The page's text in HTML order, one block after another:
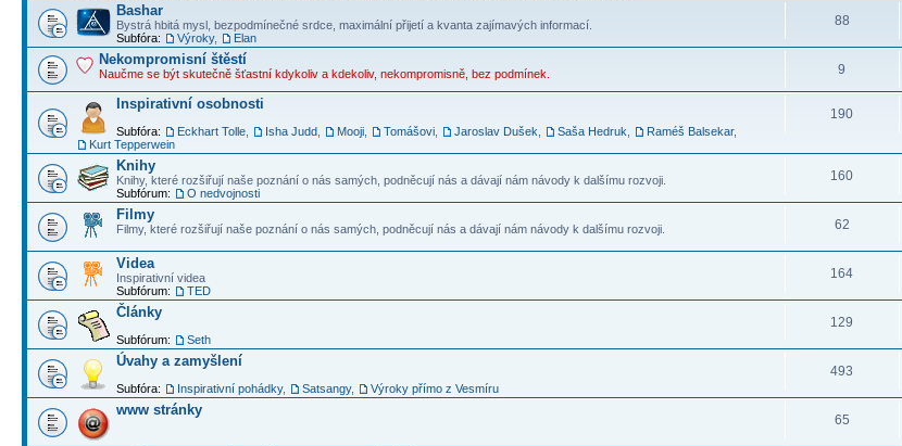
Bashar
Bystrá hbitá mysl, bezpodmínečné srdce, maximální přijetí a kvanta zajímavých informací.
Subfóra:
Výroky, Elan
88
Nekompromisní štěstí
Naučme se být skutečně šťastní kdykoliv a kdekoliv, nekompromisně, bez podmínek. 9
Inspirativní osobnosti
Subfóra: Eckhart Tolle Isha Judd Mooji Tomášovi Jaroslav Dušek Saša Hedruk Raméš Balsekar,
Kurt Tepperwein
190
Knihy
Knihy, které rozšiřují naše poznání o nás samých, podněcují nás a dávají nám návody k dalšímu rozvoji.
Subfórum:
O nedvojnosti
160
Filmy
Filmy, které rozšiřují naše poznání o nás samých, podněcují nás a dávají nám návody k dalšímu rozvoji. 62
Videa
Inspirativní videa
Subfórum:
TED
164
Články
Subfórum: Seth
129
Úvahy a zamyšlení
Subfóra: Inspirativní pohádky, Satsangy, Výroky přímo z Vesmíru
493
www stránky
65